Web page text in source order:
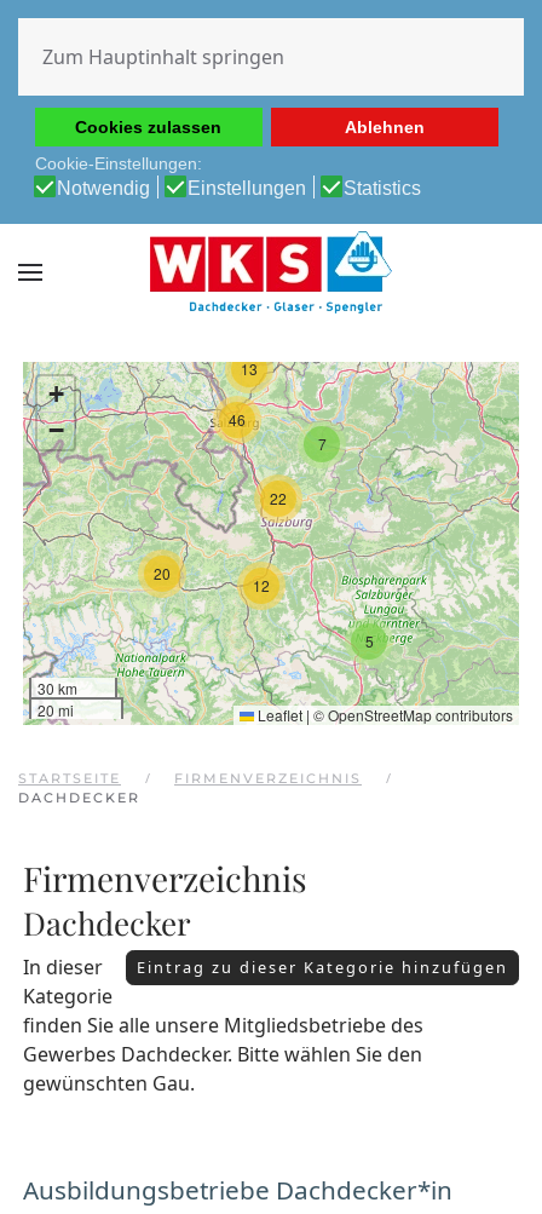
Erfahrung auf unserer Website zu ermöglichen.
Cookie-Richtlinie
Datenschutz-Bestimmungen
Cookies zulassen
Ablehnen
Cookie-Einstellungen:
Notwendig Einstellungen Statistics
Zum Hauptinhalt springen
13
7
46
20
22
12
5
+
−
30 km
20 mi
Leaflet | ©OpenStreetMapcontributors
STARTSEITE
FIRMENVERZEICHNIS
DACHDECKER
Firmenverzeichnis
Dachdecker
Eintrag zu dieser Kategorie hinzufügen
In dieser
Kategorie
finden Sie alle unsere Mitgliedsbetriebe des
Gewerbes Dachdecker. Bitte wählen Sie den
gewünschten Gau.
Ausbildungsbetriebe Dachdecker*in